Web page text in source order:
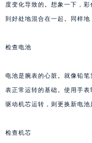
度变化导致的。想象一下，
到好处地混合在一起。同样地
检查电池
电池是腕表的心脏。就像铅
表正常运转的基础。使用手
驱动机芯运转，则更换新电池
检查机芯